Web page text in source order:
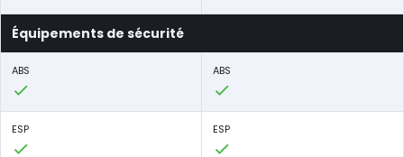
Équipements de sécurité
ABS ABS
ESP ESP